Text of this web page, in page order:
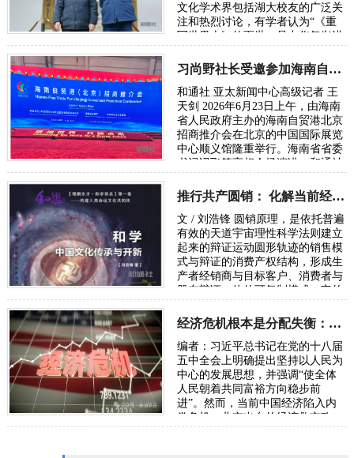
文化学术界包括湖大校友的广泛关
注和热烈讨论，有学者认为“《重
写世界史》的面世，是中华复兴进
可以说，这…
习尚野社长受邀参加海南自贸港北京招商推介会
和通社 亚太新闻中心高级记者 王
天剑 2026年6月23日上午，由海南
省人民政府主办的海南自贸港北京
招商推介会在北京的中国国际展览
中心顺义馆隆重举行。海南省省委
书记冯飞等亮相会场演讲，和通社
解，这…
推行共产圆销： 化解当前经济内卷危机走向共同富裕的必由之路
文 / 刘浩锋 圆销原理，是依托普遍
有效的天道宇宙理性科学法则建立
起来的辩证运动圆形轨迹的销售模
式与辩证的消费产权结构，形成生
产者经销商与目标客户、消费者与
股东辩证一体的可复制模式。它的
概述 …
经济危机根本是分配失衡：要警惕分化导致系统崩溃中断民族复兴征程
编者：习近平总书记在党的十八届
五中全会上明确提出坚持以人民为
中心的发展思想，并强调“使全体
人民朝着共同富裕方向稳步前
进”。然而，当前中国经济陷入内
卷危机，北京出台的经济救市政